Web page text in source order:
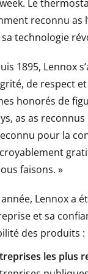
Le
reconnu as
technologie
1895, Lennox
de respect
honorés de
as as
pour la
faisons. »
Lennox a
et sa
des produits :
les plus